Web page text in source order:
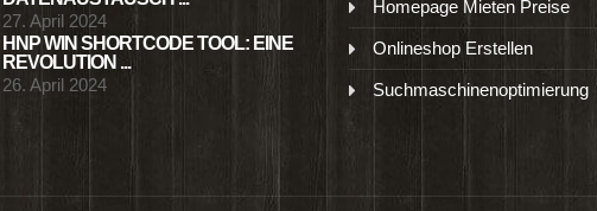
SIMPLE BLOCKCHAIN BEISPIEL MIT
MINER
6. September 2024
WOOCOMMERCE FÜR WINDOWS –
28. Juli 2026
Fertige Website kaufen
Google-Sterne Plugin
Homepage Angebote